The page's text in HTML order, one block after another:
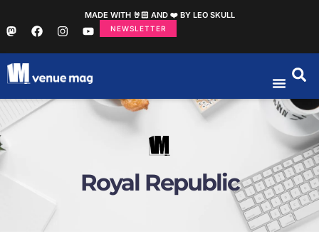
MADE WITH 🤘🏻 AND ❤️ BY LEO SKULL
NEWSLETTER
Royal Republic